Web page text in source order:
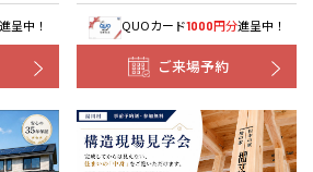
進呈中！ QUOカード1000円分進呈中！
ご来場予約